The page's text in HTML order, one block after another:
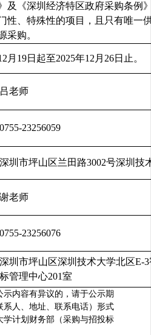
及《深圳经济特区政府采购条例
性、特殊性的项目，且只有唯一
采购。
月 19日起至2025年12 月 26日止。
吕老师
0755-23256059
深圳市坪山区兰田路3002号深圳技
谢老师
0755-23256076
深圳市坪山区深圳技术大学北区E-
标管理中心201室
内容有异议的，请于公示期
系人、地址、联系电话）形式
学计划财务部（采购与招投标